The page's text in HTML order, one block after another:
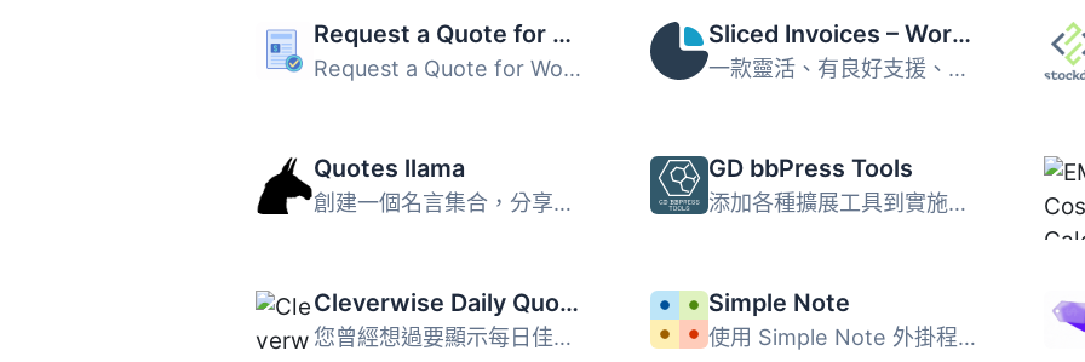
Request a Quote for WooCommerce – Get a Quote Button
Request a Quote for WooCommerce 是一款為 WooCommerce 網店...
Sliced Invoices – WordPress Invoice Plugin
一款靈活、有良好支援、易於使用的 WordPress 發票外掛程式，...
Quotes llama
創建一個名言集合，分享最有意義的思想…在區塊、工具、...
GD bbPress Tools
添加各種擴展工具到實施了 bbPress 外掛的論壇。目前的功能包...
Cleverwise Daily Quotes
您曾經想過要顯示每日佳句、每日小貼士或每日摘錄嗎？ 您是否...
Simple Note
使用 Simple Note 外掛程式可以編寫資訊、警告、錯誤或成功的...